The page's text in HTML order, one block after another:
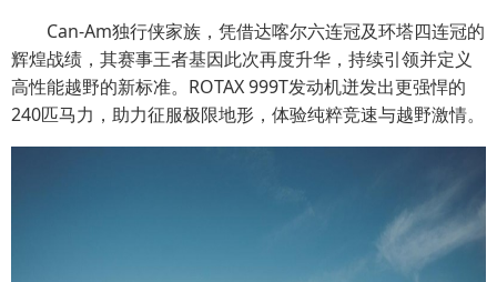
Can-Am独行侠家族，凭借达喀尔六连冠及环塔四连冠的
辉煌战绩，其赛事王者基因此次再度升华，持续引领并定义
高性能越野的新标准。ROTAX 999T发动机迸发出更强悍的
240匹马力，助力征服极限地形，体验纯粹竞速与越野激情。